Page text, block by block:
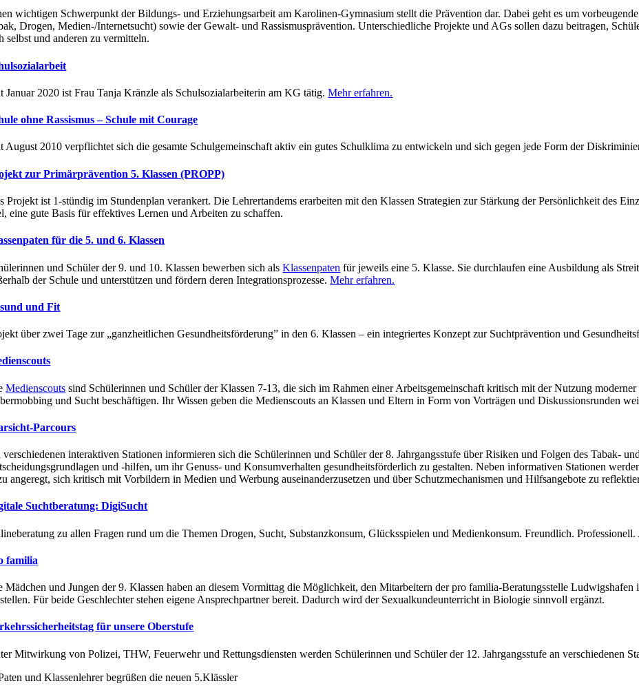
wichtigen Schwerpunkt der Bildungs- und Erziehungsarbeit am Karolinen-Gymnasium stellt die Prävention dar. Dabei geht es um
Drogen, Medien-/Internetsucht) sowie der Gewalt- und Rassismusprävention. Unterschiedliche Projekte und AGs sollen dazu beitragen,
selbst und anderen zu vermitteln.
Januar 2020 ist Frau Tanja Kränzle als Schulsozialarbeiterin am KG tätig.Mehr erfahren.
ohne Rassismus – Schule mit Courage
August 2010 verpflichtet sich die gesamte Schulgemeinschaft aktiv ein gutes Schulklima zu entwickeln und sich gegen jede Form der
zur Primärprävention 5. Klassen (PROPP)
Projekt ist 1-stündig im Stundenplan verankert. Die Lehrertandems erarbeiten mit den Klassen Strategien zur Stärkung der Persönlichkeit des
eine gute Basis für effektives Lernen und Arbeiten zu schaffen.
für die 5. und 6. Klassen
und Schüler der 9. und 10. Klassen bewerben sich alsKlassenpaten für jeweils eine 5. Klasse. Sie durchlaufen eine Ausbildung als
der Schule und unterstützen und fördern deren Integrationsprozesse.Mehr erfahren.
und Fit
über zwei Tage zur „ganzheitlichen Gesundheitsförderung” in den 6. Klassen – ein integriertes Konzept zur Suchtprävention und
Medienscouts sind Schülerinnen und Schüler der Klassen 7-13, die sich im Rahmen einer Arbeitsgemeinschaft kritisch mit der Nutzung
und Sucht beschäftigen. Ihr Wissen geben die Medienscouts an Klassen und Eltern in Form von Vorträgen und Diskussionsrunden
Parcours
interaktiven Stationen informieren sich die Schülerinnen und Schüler der 8. Jahrgangsstufe über Risiken und Folgen des Tabak-
und -hilfen, um ihr Genuss- und Konsumverhalten gesundheitsförderlich zu gestalten. Neben informativen Stationen
angeregt, sich kritisch mit Vorbildern in Medien und Werbung auseinanderzusetzen und über Schutzmechanismen und Hilfsangebote zu
Suchtberatung: DigiSucht
zu allen Fragen rund um die Themen Drogen, Sucht, Substanzkonsum, Glücksspielen und Medienkonsum. Freundlich.
familia
Mädchen und Jungen der 9. Klassen haben an diesem Vormittag die Möglichkeit, den Mitarbeitern der pro familia-Beratungsstelle
Für beide Geschlechter stehen eigene Ansprechpartner bereit. Dadurch wird der Sexualkundeunterricht in Biologie sinnvoll ergänzt.
für unsere Oberstufe
Mitwirkung von Polizei, THW, Feuerwehr und Rettungsdiensten werden Schülerinnen und Schüler der 12. Jahrgangsstufe an verschiedenen